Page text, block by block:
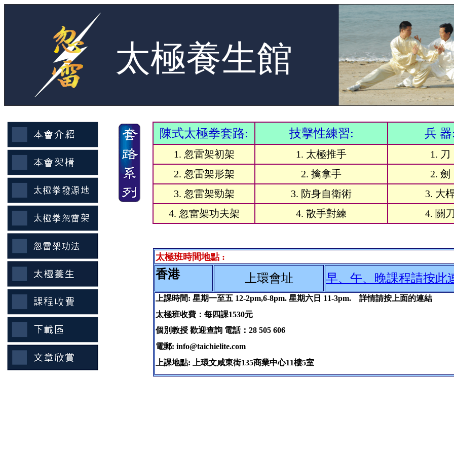
陳式太極拳套路: 技擊性練習: 兵
1. 忽雷架初架 1. 太極推手
1. 刀
2. 忽雷架形架
2. 擒拿手
2. 劍
3. 忽雷架勁架
3. 防身自衛術
3. 大
4. 忽雷架功夫架
4. 散手對練 4. 關
太極班時間地點 :
香港 上環會址 早、午、晚課程請按此
上課時間: 星期一至五 12-2pm,6-8pm. 星期六日 11-3pm. 詳情請按上面的連結
太極班收費：每四課1530元
個別教授 歡迎查詢 電話：28 505 606
電郵: info@taichielite.com
上課地點: 上環文咸東街135商業中心11樓5室
太極養生館